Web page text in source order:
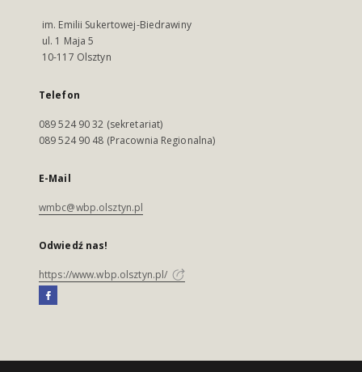
im. Emilii Sukertowej-Biedrawiny
ul. 1 Maja 5
10-117 Olsztyn
Telefon
089 524 90 32 (sekretariat)
089 524 90 48 (Pracownia Regionalna)
E-Mail
wmbc@wbp.olsztyn.pl
Odwiedź nas!
https://www.wbp.olsztyn.pl/